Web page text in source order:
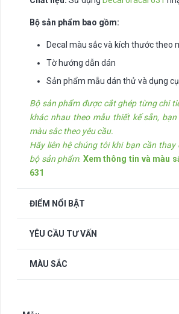
Bộ sản phẩm bao gồm:
Decal màu sắc và kích thước theo
Tờ hướng dẫn dán
Sản phẩm mẫu dán thử và dụng
Bộ sản phẩm được cắt ghép từng chi
khác nhau theo mẫu thiết kế sẵn,
màu sắc theo yêu cầu.
Hãy liên hệ chúng tôi khi bạn cần thay
bộ sản phẩm. Xem thông tin và màu
631
ĐIỂM NỔI BẬT
YÊU CẦU TƯ VẤN
MÀU SẮC